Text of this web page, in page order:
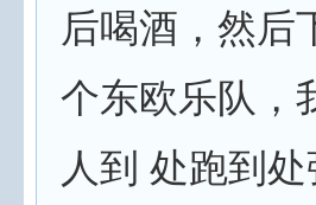
后喝酒，然后
个东欧乐队，
人到 处跑到